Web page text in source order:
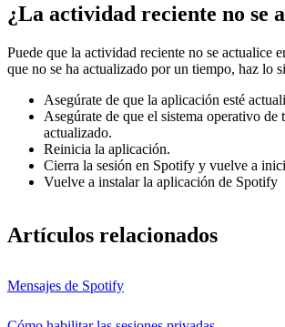
¿La actividad reciente no se
Puede que la actividad reciente no se actualice
que no se ha actualizado por un tiempo, haz lo
Asegúrate de que la aplicación esté
Asegúrate de que el sistema operativo de
actualizado.
Reinicia la aplicación.
Cierra la sesión en Spotify y vuelve a
Vuelve a instalar la aplicación de Spotify
Artículos relacionados
Mensajes de Spotify